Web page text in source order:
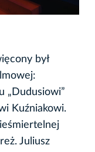
był
„Dudusiowi”
Kuźniakowi.
Juliusz